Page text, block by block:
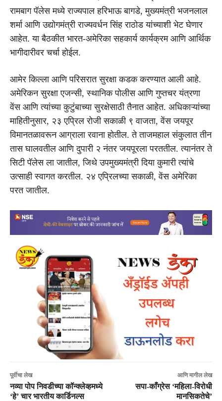
रामबाग पॅलेस मध्ये राज्यपाल हरिभाऊ बागडे, मुख्यमंत्री भजनलाल
शर्मा आणि उद्योगमंत्री राज्यवर्धन सिंह राठोड यांच्याशी भेट घेणार
आहेत. या बैठकीत भारत-अमेरिका सहकार्य कार्यक्रम आणि आर्थिक
भागीदारीवर चर्चा होईल.
आमेर किल्ला आणि परिसरात सुरक्षा कडक करण्यात आली आहे.
अमेरिकन सुरक्षा एजन्सी, स्थानिक पोलीस आणि गुप्तचर यंत्रणा
वेंस आणि त्यांच्या कुटुंबाच्या सुरक्षेसाठी तैनात आहेत. अधिकाऱ्यांच्या
माहितीनुसार, २३ एप्रिल रोजी सकाळी ९ वाजता, वेंस जयपूर
विमानतळावरून आग्राला रवाना होतील. ते ताजमहाल संकुलात तीन
तास घालवतील आणि दुपारी २ नंतर जयपूरला परततील. त्यानंतर ते
सिटी पॅलेस ला जातील, जिथे उपमुख्यमंत्री दिया कुमारी त्यांचे
उत्साही स्वागत करतील. २४ एप्रिलच्या सकाळी, वेंस अमेरिका
परत जातील.
पूर्वीचा लेख
नव्या पोप निवडीच्या कॉन्क्लेव्हमध्ये
‘हे’ चार भारतीय कार्डिनल्स
आणि मागील लेख
सपा-काँग्रेस ‘महिला-विरोधी
मानसिकतेचे’